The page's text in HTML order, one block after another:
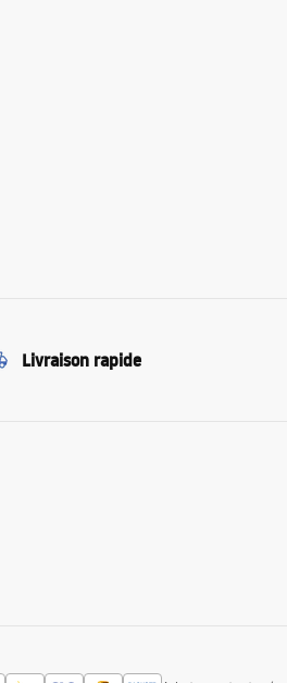
Livraison rapide